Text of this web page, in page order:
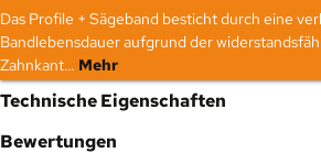
Das Profile + Sägeband besticht durch eine
Bandlebensdauer aufgrund der
Zahnkant… Mehr
Technische Eigenschaften
Bewertungen